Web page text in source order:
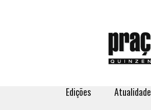
Edições Atualidade